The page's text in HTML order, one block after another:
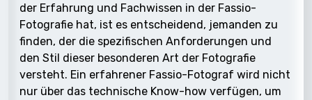
der Erfahrung und Fachwissen in der Fassio-
Fotografie hat, ist es entscheidend, jemanden zu
finden, der die spezifischen Anforderungen und
den Stil dieser besonderen Art der Fotografie
versteht. Ein erfahrener Fassio-Fotograf wird nicht
nur über das technische Know-how verfügen, um